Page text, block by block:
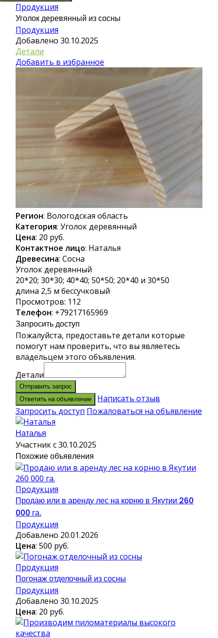
Продукция
Уголок деревянный из сосны
Продукция
Добавлено 30.10.2025
Детали
Добавить в избранное
Регион: Вологодская область
Категория: Уголок деревянный
Цена: 20 руб.
Контактное лицо: Наталья
Древесина: Сосна
Уголок деревянный
20*20; 30*30; 40*40; 50*50; 20*40 и 30*50
длина 2,5 м бессучковый
Просмотров: 112
Телефон: +79217165969
Запросить доступ
Пожалуйста, предоставьте детали которые
помогут нам проверить, что вы являетесь
владельцем этого объявления.
Детали
Отправить запрос
Ответить на объявление
Написать отзыв
Запросить доступ Пожаловаться на объявление
Наталья
Участник с 30.10.2025
Похожие объявления
Продукция
Продаю или в аренду лес на корню в Якутии 260
000 га.
Продукция
Добавлено 20.01.2026
Цена: 500 руб.
Продукция
Погонаж отделочный из сосны
Продукция
Добавлено 30.10.2025
Цена: 20 руб.